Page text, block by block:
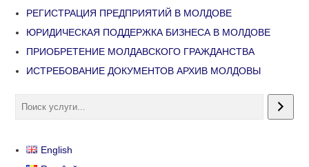
РЕГИСТРАЦИЯ ПРЕДПРИЯТИЙ В МОЛДОВЕ
ЮРИДИЧЕСКАЯ ПОДДЕРЖКА БИЗНЕСА В МОЛДОВЕ
ПРИОБРЕТЕНИЕ МОЛДАВСКОГО ГРАЖДАНСТВА
ИСТРЕБОВАНИЕ ДОКУМЕНТОВ АРХИВ МОЛДОВЫ
English